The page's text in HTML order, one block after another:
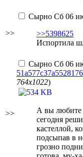
>>
Сырно Сб 06
>>5398625
Испортила
>>
Сырно Сб 06
764x1022)
А вы любите
сегодня
кастеллой,
подсыпав в
грозно